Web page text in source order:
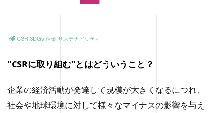
CSR,SDGs,企業,サステナビリティ
"CSRに取り組む"とはどういうこと？
企業の経済活動が発達して規模が大きくなるにつれ、
社会や地球環境に対して様々なマイナスの影響を与え